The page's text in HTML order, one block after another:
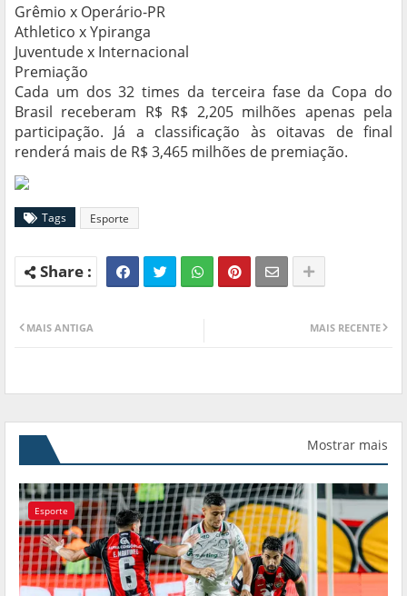
Grêmio x Operário-PR
Athletico x Ypiranga
Juventude x Internacional
Premiação
Cada um dos 32 times da terceira fase da Copa do
Brasil receberam R$ R$ 2,205 milhões apenas pela
participação. Já a classificação às oitavas de final
renderá mais de R$ 3,465 milhões de premiação.
Tags Esporte
MAIS RECENTE
MAIS ANTIGA
Mostrar mais
Esporte